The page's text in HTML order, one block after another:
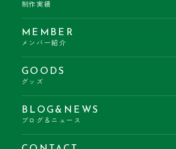
制作実績
MEMBER
メンバー紹介
GOODS
グッズ
BLOG&NEWS
ブログ＆ニュース